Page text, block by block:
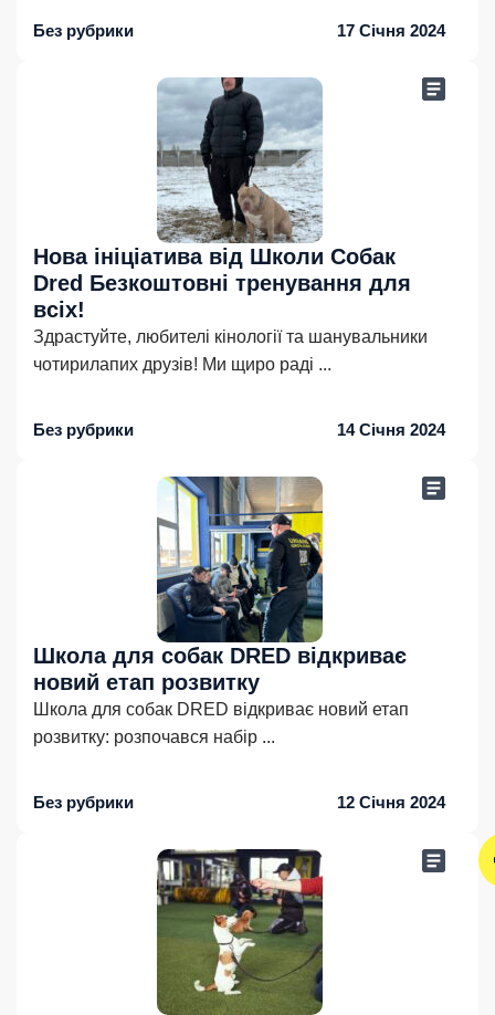
Без рубрики 17 Січня 2024
Нова ініціатива від Школи Собак
Dred Безкоштовні тренування для
всіх!
Здрастуйте, любителі кінології та шанувальники
чотирилапих друзів! Ми щиро раді ...
Без рубрики 14 Січня 2024
Школа для собак DRED відкриває
новий етап розвитку
Школа для собак DRED відкриває новий етап
розвитку: розпочався набір ...
Без рубрики 12 Січня 2024